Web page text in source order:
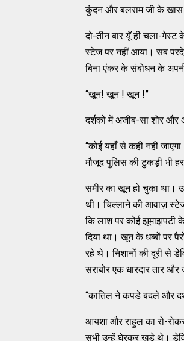
कुंदन और बलराम जी के खास
दो-तीन बार यूँ ही चला-
स्टेज पर नहीं आया। सब
बिना एंकर के संबोधन के
“खून! खून ! खून !”
दर्शकों में अजीब-सा शोर
“कोई यहाँ से कही नहीं
मौजूद पुलिस की टुकड़ी भी
समीर का खून हो चुका था।
थी। चिल्लाने की आवाज़
कि लाश पर कोई झूमाझपटी
दिया था। खून के धब्बों पर
रहे थे। निशानों की दूरी से
सराबोर एक धारदार तार
“कातिल ने कपडे बदले और
आयशा और राहुल का रो-
सभी उन्हें घेरकर खड़े थे।